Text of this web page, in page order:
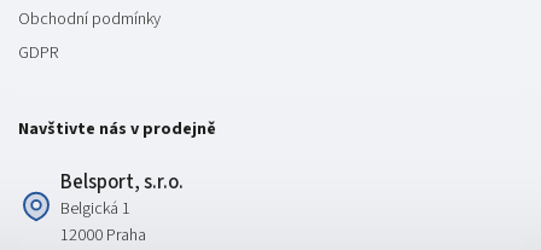
Obchodní podmínky
GDPR
Navštivte nás v prodejně
Belsport, s.r.o.
Belgická 1
12000 Praha